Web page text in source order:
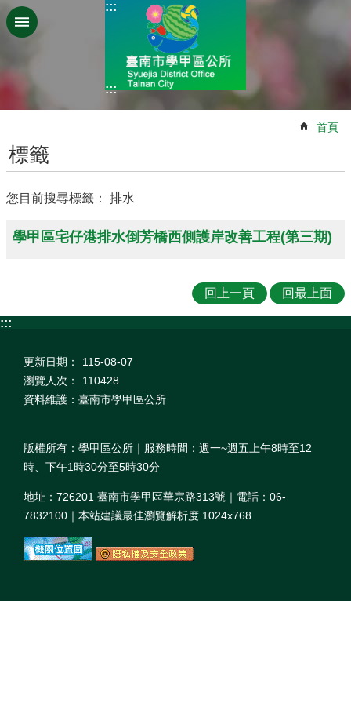
跳到主要內容區塊
:::
:::
首頁
標籤
您目前搜尋標籤： 排水
學甲區宅仔港排水倒芳橋西側護岸改善工程(第三期)
回上一頁 回最上面
:::
更新日期：
115-08-07
瀏覽人次：
110428
資料維護：臺南市學甲區公所
版權所有：學甲區公所｜服務時間：週一~週五上午8時至12
時、下午1時30分至5時30分
地址：726201 臺南市學甲區華宗路313號｜電話：06-
7832100｜本站建議最佳瀏覽解析度 1024x768